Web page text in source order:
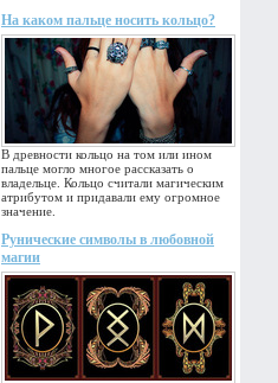
На каком пальце носить кольцо?
В древности кольцо на том или ином
пальце могло многое рассказать о
владельце. Кольцо считали магическим
атрибутом и придавали ему огромное
значение.
Рунические символы в любовной
магии